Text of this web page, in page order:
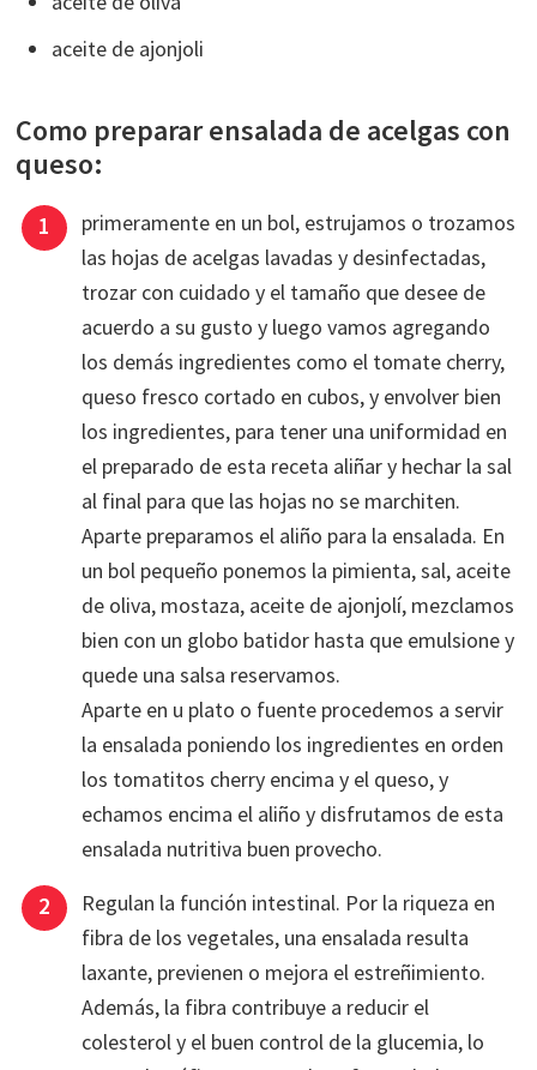
aceite de ajonjoli
Como preparar ensalada de acelgas con
queso:
primeramente en un bol, estrujamos o trozamos
las hojas de acelgas lavadas y desinfectadas,
trozar con cuidado y el tamaño que desee de
acuerdo a su gusto y luego vamos agregando
los demás ingredientes como el tomate cherry,
queso fresco cortado en cubos, y envolver bien
los ingredientes, para tener una uniformidad en
el preparado de esta receta aliñar y hechar la sal
al final para que las hojas no se marchiten.
Aparte preparamos el aliño para la ensalada. En
un bol pequeño ponemos la pimienta, sal, aceite
de oliva, mostaza, aceite de ajonjolí, mezclamos
bien con un globo batidor hasta que emulsione y
quede una salsa reservamos.
Aparte en u plato o fuente procedemos a servir
la ensalada poniendo los ingredientes en orden
los tomatitos cherry encima y el queso, y
echamos encima el aliño y disfrutamos de esta
ensalada nutritiva buen provecho.
Regulan la función intestinal. Por la riqueza en
fibra de los vegetales, una ensalada resulta
laxante, previenen o mejora el estreñimiento.
Además, la fibra contribuye a reducir el
colesterol y el buen control de la glucemia, lo